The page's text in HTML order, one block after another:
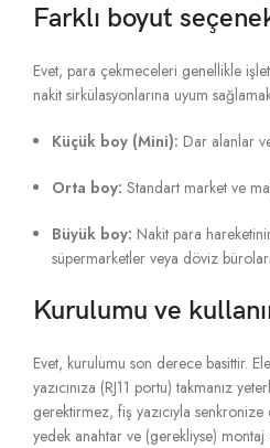
Farklı boyut
Evet, para çekmeceleri genellikle
nakit sirkülasyonlarına uyum
Küçük boy (Mini): Dar alanlar
Orta boy: Standart market ve
Büyük boy: Nakit para
süpermarketler veya döviz
Kurulumu ve
Evet, kurulumu son derece basittir.
yazıcınıza (RJ11 portu) takmanız
gerektirmez, fiş yazıcıyla
yedek anahtar ve (gerekliyse) montaj